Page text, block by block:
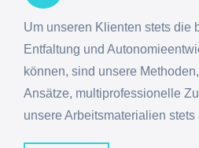
Um unseren Klienten stets die
Entfaltung und
können, sind unsere
Ansätze, multiprofessionelle
unsere Arbeitsmaterialien